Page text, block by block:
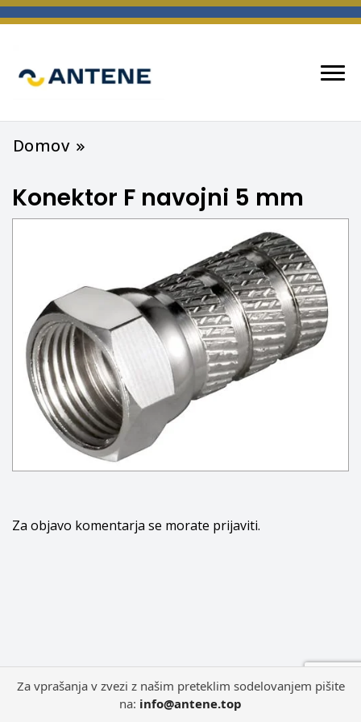
Domov
Konektor F navojni 5 mm
Za objavo komentarja se morate prijaviti.
Za vprašanja v zvezi z našim preteklim sodelovanjem pišite
na: info@antene.top